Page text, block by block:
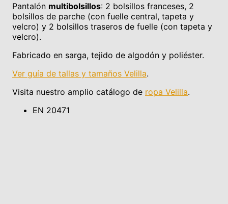
Pantalón multibolsillos: 2 bolsillos franceses, 2
bolsillos de parche (con fuelle central, tapeta y
velcro) y 2 bolsillos traseros de fuelle (con tapeta y
velcro).
Fabricado en sarga, tejido de algodón y poliéster.
Ver guía de tallas y tamaños Velilla.
Visita nuestro amplio catálogo de ropa Velilla.
EN 20471